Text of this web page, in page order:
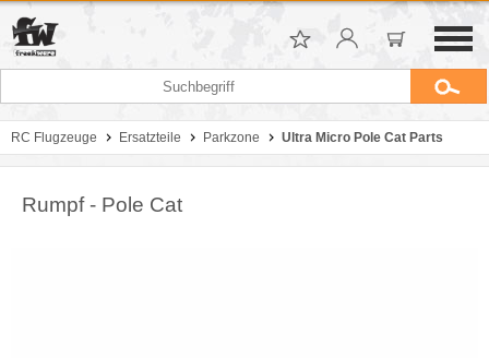
RC Flugzeuge Ersatzteile Parkzone Ultra Micro Pole Cat Parts
Rumpf - Pole Cat